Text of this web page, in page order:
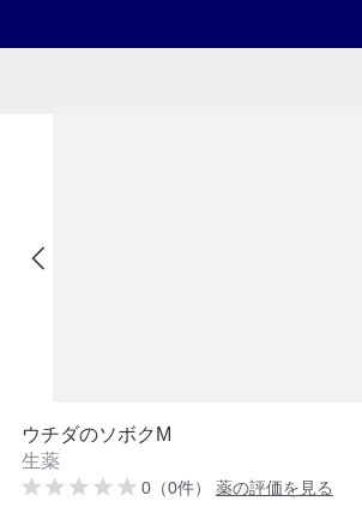
ウチダのソボクM
生薬
0（0件） 薬の評価を見る